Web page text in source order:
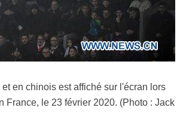
en chinois est affiché sur l'écran lors
France, le 23 février 2020. (Photo : Jack